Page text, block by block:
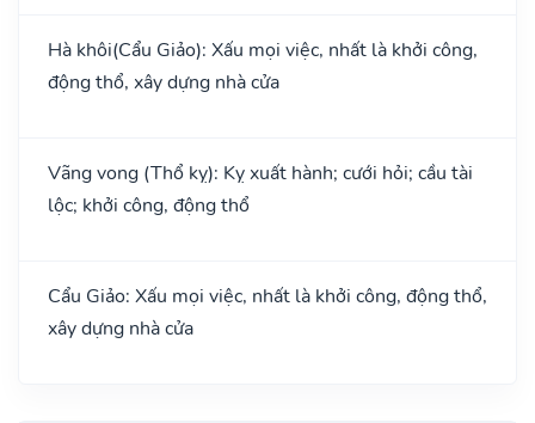
Hà khôi(Cẩu Giảo): Xấu mọi việc, nhất là khởi công,
động thổ, xây dựng nhà cửa
Vãng vong (Thổ kỵ): Kỵ xuất hành; cưới hỏi; cầu tài
lộc; khởi công, động thổ
Cẩu Giảo: Xấu mọi việc, nhất là khởi công, động thổ,
xây dựng nhà cửa